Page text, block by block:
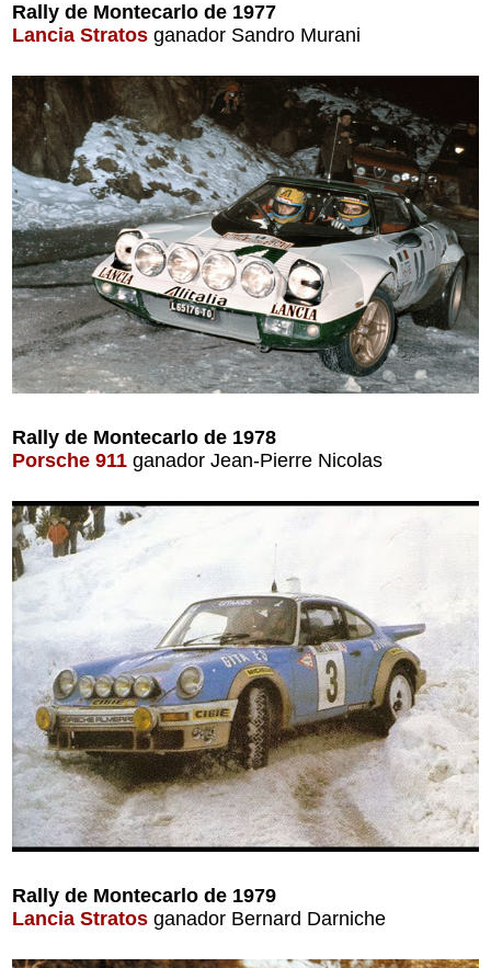
Rally de Montecarlo de 1977
Lancia Stratos ganador Sandro Murani
Rally de Montecarlo de 1978
Porsche 911 ganador Jean-Pierre Nicolas
Rally de Montecarlo de 1979
Lancia Stratos ganador Bernard Darniche